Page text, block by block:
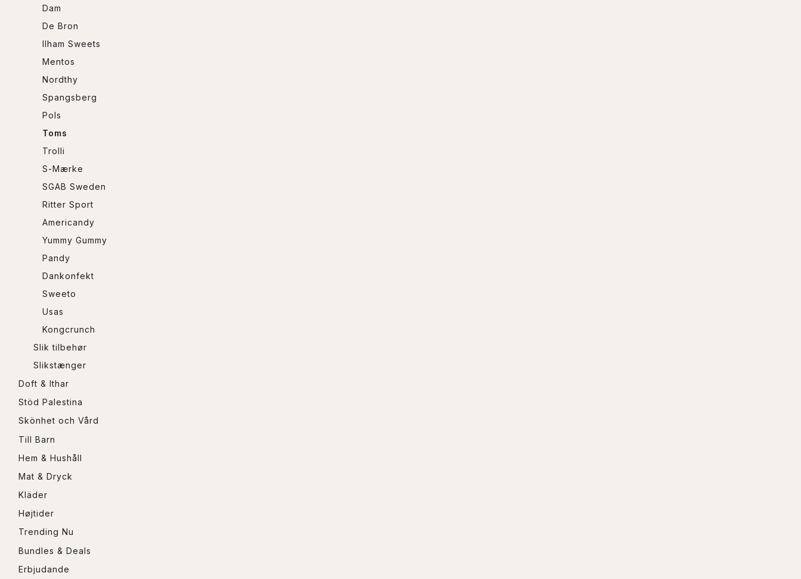
Dam
De Bron
Ilham Sweets
Mentos
Nordthy
Spangsberg
Pols
Toms
Trolli
S-Mærke
SGAB Sweden
Ritter Sport
Americandy
Yummy Gummy
Pandy
Dankonfekt
Sweeto
Usas
Kongcrunch
Slik tilbehør
Slikstænger
Doft & Ithar
Stöd Palestina
Skönhet och Vård
Till Barn
Hem & Hushåll
Mat & Dryck
Kläder
Højtider
Trending Nu
Bundles & Deals
Erbjudande